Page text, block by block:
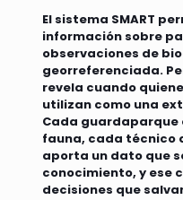
El sistema SMART
información sobre
observaciones de
georreferenciada.
revela cuando
utilizan como una
Cada guardaparque
fauna, cada técnico
aporta un dato que
conocimiento, y ese
decisiones que